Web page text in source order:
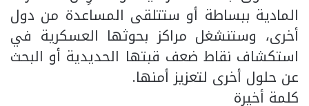
المادية ببساطة أو ستتلقى المساعدة من دول
أخرى، وستنشغل مراكز بحوثها العسكرية في
استكشاف نقاط ضعف قبتها الحديدية أو البحث
عن حلول أخرى لتعزيز أمنها.
كلمة أخيرة